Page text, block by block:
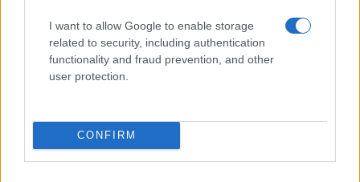
I want to allow Google to enable storage
related to security, including authentication
functionality and fraud prevention, and other
user protection.
CONFIRM
Matteo Pellegrino · 8 Ago 2026
1 Come ottenere una manicure impeccabile e duratura
2 Scopri le tendenze beauty di agosto 2026: dalle spa di